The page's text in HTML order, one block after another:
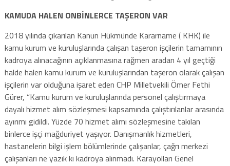
KAMUDA HALEN ONBİNLERCE TAŞERON VAR
2018 yılında çıkarılan Kanun Hükmünde Kararname ( KHK) ile
kamu kurum ve kuruluşlarında çalışan taşeron işçilerin tamamının
kadroya alınacağının açıklanmasına rağmen aradan 4 yıl geçtiği
halde halen kamu kurum ve kuruluşlarından taşeron olarak çalışan
işçilerin var olduğuna işaret eden CHP Milletvekili Ömer Fethi
Gürer, “Kamu kurum ve kuruluşlarında personel çalıştırmaya
dayalı hizmet alım sözleşmesi kapsamında çalıştırılanlar arasında
ayırımı gidildi. Yüzde 70 hizmet alımı sözleşmesine takılan
binlerce işçi mağduriyet yaşıyor. Danışmanlık hizmetleri,
hastanelerin bilgi işlem bölümlerinde çalışanlar, çağrı merkezi
çalışanları ne yazık ki kadroya alınmadı. Karayolları Genel